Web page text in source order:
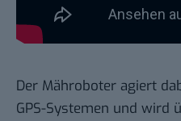
Der Mähroboter agiert
GPS-Systemen und wird